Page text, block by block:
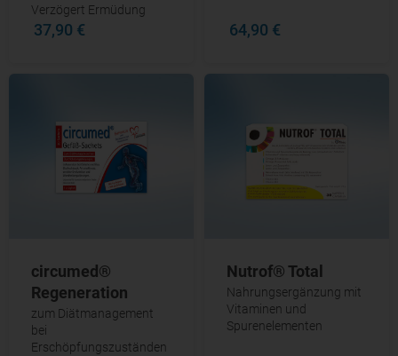
Verzögert Ermüdung
37,90 € 64,90 €
circumed®
Regeneration
zum Diätmanagement
bei
Erschöpfungszuständen
Nutrof® Total
Nahrungsergänzung mit
Vitaminen und
Spurenelementen